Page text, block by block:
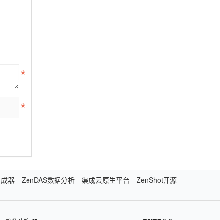
器 ZenDAS数据分析 渠成云原生平台 ZenShot开源